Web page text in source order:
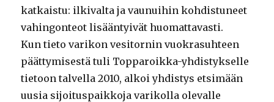
katkaistu: ilkivalta ja vaunuihin kohdistuneet
vahingonteot lisääntyivät huomattavasti.
Kun tieto varikon vesitornin vuokrasuhteen
päättymisestä tuli Topparoikka-yhdistykselle
tietoon talvella 2010, alkoi yhdistys etsimään
uusia sijoituspaikkoja varikolla olevalle